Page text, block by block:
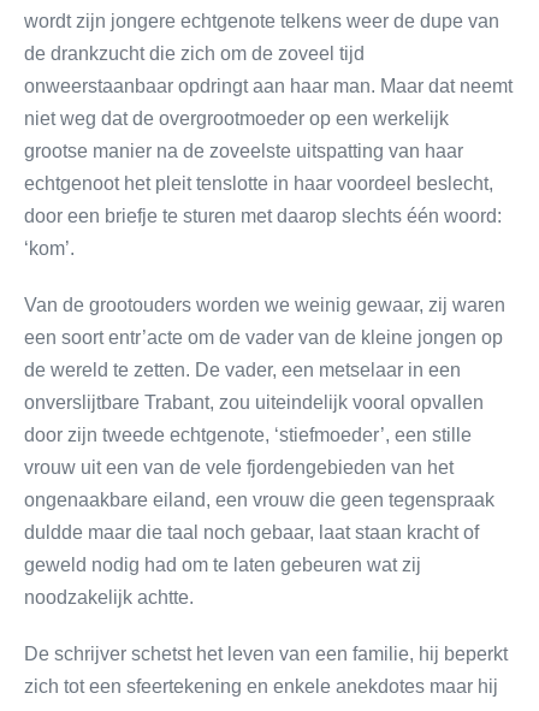
wordt zijn jongere echtgenote telkens weer de dupe van
de drankzucht die zich om de zoveel tijd
onweerstaanbaar opdringt aan haar man. Maar dat neemt
niet weg dat de overgrootmoeder op een werkelijk
grootse manier na de zoveelste uitspatting van haar
echtgenoot het pleit tenslotte in haar voordeel beslecht,
door een briefje te sturen met daarop slechts één woord:
‘kom’.
Van de grootouders worden we weinig gewaar, zij waren
een soort entr’acte om de vader van de kleine jongen op
de wereld te zetten. De vader, een metselaar in een
onverslijtbare Trabant, zou uiteindelijk vooral opvallen
door zijn tweede echtgenote, ‘stiefmoeder’, een stille
vrouw uit een van de vele fjordengebieden van het
ongenaakbare eiland, een vrouw die geen tegenspraak
duldde maar die taal noch gebaar, laat staan kracht of
geweld nodig had om te laten gebeuren wat zij
noodzakelijk achtte.
De schrijver schetst het leven van een familie, hij beperkt
zich tot een sfeertekening en enkele anekdotes maar hij